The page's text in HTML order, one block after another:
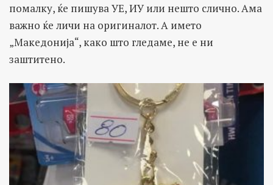
помалку, ќе пишува УЕ, ИУ или нешто слично. Ама
важно ќе личи на оригиналот. А името
„Македонија“, како што гледаме, не е ни
заштитено.